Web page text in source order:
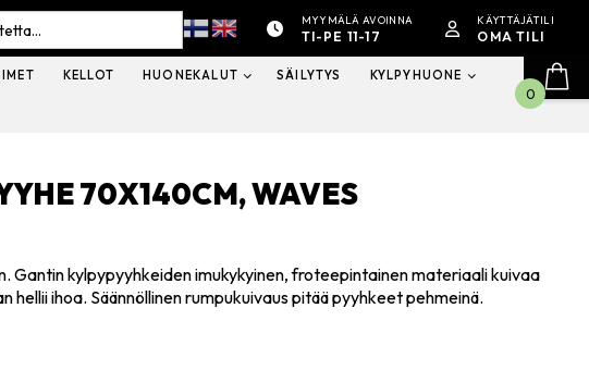
MYYMÄLÄ AVOINNA
TI-PE 11-17
KÄYTTÄJÄTILI
OMA TILI
KELLOT HUONEKALUT SÄILYTYS KYLPYHUONE
70X140CM, WAVES
Gantin kylpypyyhkeiden imukykyinen, froteepintainen materiaali kuivaa
hellii ihoa. Säännöllinen rumpukuivaus pitää pyyhkeet pehmeinä.
0